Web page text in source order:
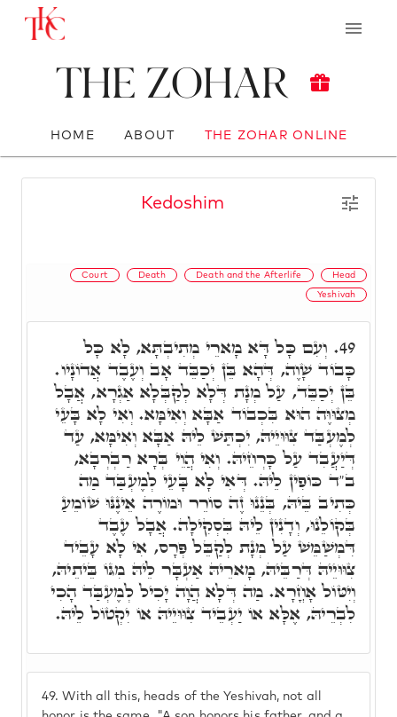
The Zohar
HOME ABOUT THE ZOHAR ONLINE
Kedoshim
Court Death Death and the Afterlife Head
Yeshivah
49. With all this, heads of the Yeshivah, not all
49. וְעִם כָּל דָּא מָארֵי מְתִיבְתָּא, לָא כָּל
כָּבוֹד שָׁוֶה, דְּהָא בֵּן יְכַבֵּד אָב וְעֶבֶד אֲדוֹנָיו.
בֵּן יְכַבֵּד, עַל מְנָת דְּלָא לְקַבְּלָא אַגְרָא, אֲבָל
מְצוּוֶּה הוּא בִּכְבוֹד אַבָּא וְאִימָּא. וְאִי לָא בָּעֵי
לְמֶעְבַּד צִוּוּיֵיהּ, יִכְתַּשׁ לֵיהּ אַבָּא וְאִימָּא, עַד
דְּיַעֲבִד עַל כָּרְחֵיהּ. וְאִי הֲוֵי בְּרָא רַבְרְבָא,
ב"ד כּוֹפִין לֵיהּ. דְּאִי לָא בָּעֵי לְמֶעְבַּד מַה
כְּתִיב בֵּיהּ, בְּנֵנוּ זֶה סוֹרֵר וּמוֹרֶה אֵינֶנּוּ שׁוֹמֵעַ
בְּקוֹלֵנוּ, וְדָנִין לֵיהּ בִּסְקִילָה. אֲבָל עֶבֶד
דִּמְשַׁמֵּשׁ עַל מְנָת לְקַבֵּל פְּרָס, אִי לָא עָבֵיד
צִוּוּיֵיהּ דְּרַבֵּיהּ, מָארֵיהּ אַעְבָּר לֵיהּ מִגּוֹ בֵּיתֵיהּ,
וְיִטּוֹל אָחֳרָא. מַה דְּלָא הֲוָה יָכִיל לְמֶעְבַּד הָכִי
לִבְרֵיהּ, אֶלָּא אוֹ יַעְבֵיד צִוּוּיֵיהּ אוֹ יִקְטוֹל לֵיהּ.